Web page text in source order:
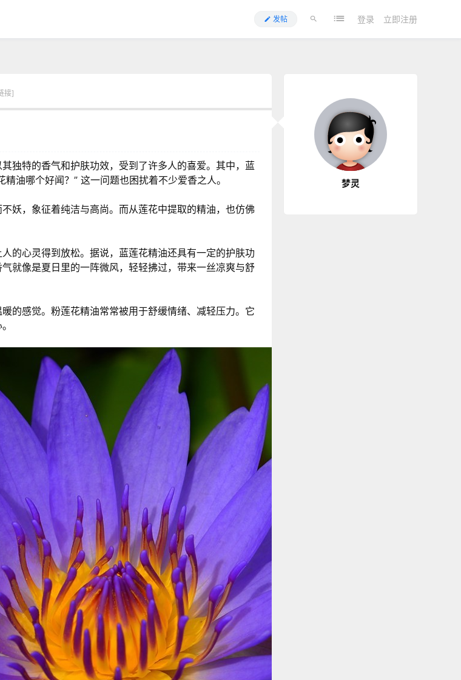
登录 立即注册
发帖
接]
独特的香气和护肤功效，受到了许多人的喜爱。其中，蓝
油哪个好闻？” 这一问题也困扰着不少爱香之人。
妖，象征着纯洁与高尚。而从莲花中提取的精油，也仿佛
的心灵得到放松。据说，蓝莲花精油还具有一定的护肤功
就像是夏日里的一阵微风，轻轻拂过，带来一丝凉爽与舒
的感觉。粉莲花精油常常被用于舒缓情绪、减轻压力。它
梦灵